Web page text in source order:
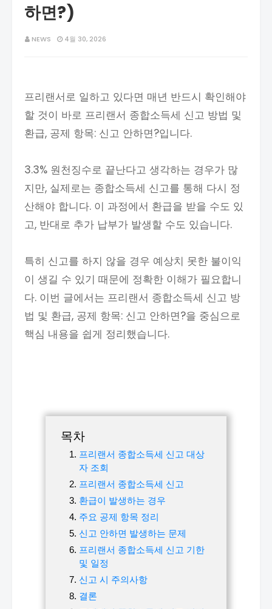
하면?)
NEWS 4월 30, 2026
프리랜서로 일하고 있다면 매년 반드시 확인해야
할 것이 바로 프리랜서 종합소득세 신고 방법 및
환급, 공제 항목: 신고 안하면?입니다.
3.3% 원천징수로 끝난다고 생각하는 경우가 많
지만, 실제로는 종합소득세 신고를 통해 다시 정
산해야 합니다. 이 과정에서 환급을 받을 수도 있
고, 반대로 추가 납부가 발생할 수도 있습니다.
특히 신고를 하지 않을 경우 예상치 못한 불이익
이 생길 수 있기 때문에 정확한 이해가 필요합니
다. 이번 글에서는 프리랜서 종합소득세 신고 방
법 및 환급, 공제 항목: 신고 안하면?을 중심으로
핵심 내용을 쉽게 정리했습니다.
목차
프리랜서 종합소득세 신고 대상
자 조회
프리랜서 종합소득세 신고
환급이 발생하는 경우
주요 공제 항목 정리
신고 안하면 발생하는 문제
프리랜서 종합소득세 신고 기한
및 일정
신고 시 주의사항
결론